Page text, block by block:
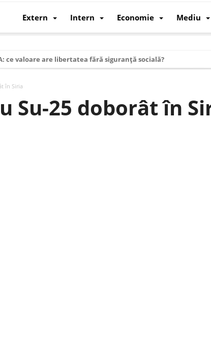
Extern Intern Economie Mediu
ce valoare are libertatea fără siguranță socială?
al Chinei: cum a devenit atelierul lumii și rivalul economic
în Uniunea Europeană. Ce ne așteaptă? – O analiză
în Siria
Su-25 doborât în